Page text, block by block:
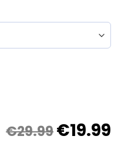
€29.99€19.99